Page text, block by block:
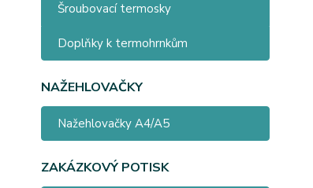
Šroubovací termosky
Doplňky k termohrnkům
NAŽEHLOVAČKY
Nažehlovačky A4/A5
ZAKÁZKOVÝ POTISK